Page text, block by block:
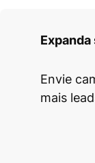
Envie
mais